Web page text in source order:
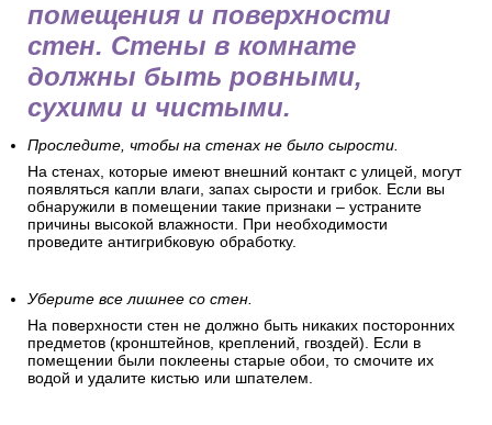
помещения и поверхности
стен. Стены в комнате
должны быть ровными,
сухими и чистыми.
Проследите, чтобы на стенах не было сырости.
На стенах, которые имеют внешний контакт с улицей, могут
появляться капли влаги, запах сырости и грибок. Если вы
обнаружили в помещении такие признаки – устраните
причины высокой влажности. При необходимости
проведите антигрибковую обработку.
Уберите все лишнее со стен.
На поверхности стен не должно быть никаких посторонних
предметов (кронштейнов, креплений, гвоздей). Если в
помещении были поклеены старые обои, то смочите их
водой и удалите кистью или шпателем.